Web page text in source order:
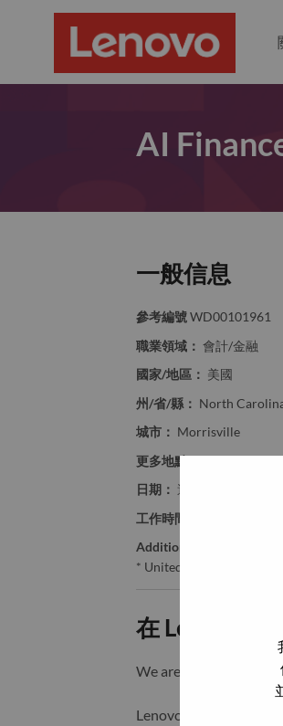
AI
一般信息
參考編號 WD00101961
職業領域： 會計/金融
國家/地區： 美國
州/省/縣： North
城市： Morrisville
更多地點：United States
日期： 週三, 七月 8, 2026
工作時間：
Additional Locations
* United States of
在 Lenovo 工
We are Lenovo. We
Lenovo is a US$83